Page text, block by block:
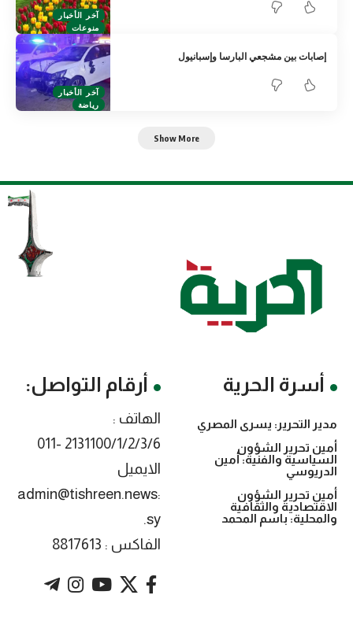
آخر الأخبار
منوعات
آخر الأخبار
رياضة
إصابات بين مشجعي البارسا وإسبانيول
Show More
أسرة الحرية
مدير التحرير: يسرى المصري
أمين تحرير الشؤون
السياسية والفنية: أمين
الدريوسي
أمين تحرير الشؤون
الاقتصادية والثقافية
والمحلية: باسم المحمد
أرقام التواصل:
الهاتف :
2131100/1/2/3/6 -011
الايميل
:admin@tishreen.news
.sy
الفاكس : 8817613